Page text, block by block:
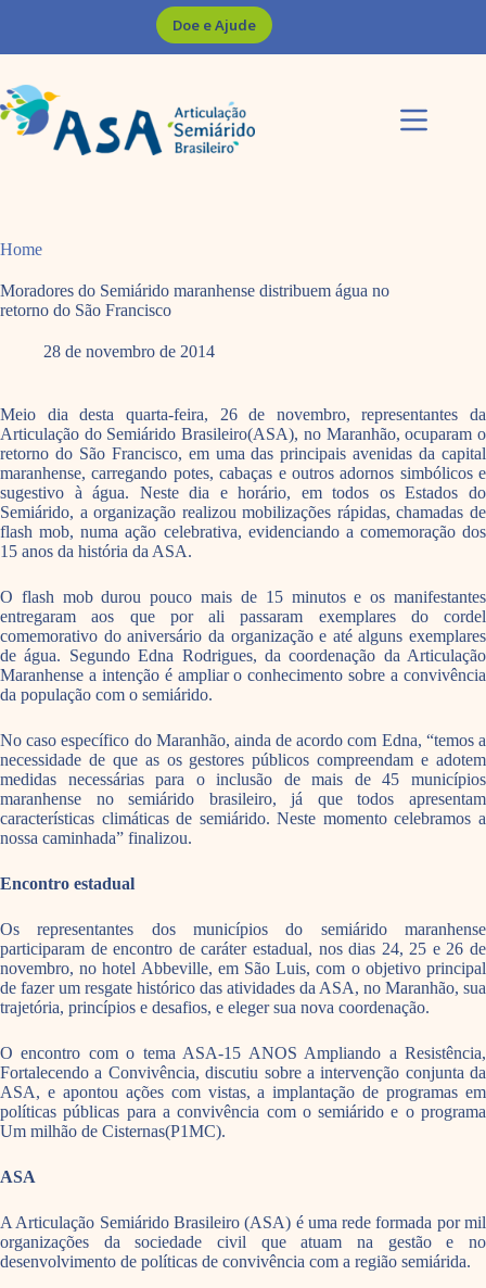
Doe e Ajude
Home
Moradores do Semiárido maranhense distribuem água no
retorno do São Francisco
28 de novembro de 2014
Meio dia desta quarta-feira, 26 de novembro, representantes da
Articulação do Semiárido Brasileiro(ASA), no Maranhão, ocuparam o
retorno do São Francisco, em uma das principais avenidas da capital
maranhense, carregando potes, cabaças e outros adornos simbólicos e
sugestivo à água. Neste dia e horário, em todos os Estados do
Semiárido, a organização realizou mobilizações rápidas, chamadas de
flash mob, numa ação celebrativa, evidenciando a comemoração dos
15 anos da história da ASA.
O flash mob durou pouco mais de 15 minutos e os manifestantes
entregaram aos que por ali passaram exemplares do cordel
comemorativo do aniversário da organização e até alguns exemplares
de água. Segundo Edna Rodrigues, da coordenação da Articulação
Maranhense a intenção é ampliar o conhecimento sobre a convivência
da população com o semiárido.
No caso específico do Maranhão, ainda de acordo com Edna, “temos a
necessidade de que as os gestores públicos compreendam e adotem
medidas necessárias para o inclusão de mais de 45 municípios
maranhense no semiárido brasileiro, já que todos apresentam
características climáticas de semiárido. Neste momento celebramos a
nossa caminhada” finalizou.
Encontro estadual
Os representantes dos municípios do semiárido maranhense
participaram de encontro de caráter estadual, nos dias 24, 25 e 26 de
novembro, no hotel Abbeville, em São Luis, com o objetivo principal
de fazer um resgate histórico das atividades da ASA, no Maranhão, sua
trajetória, princípios e desafios, e eleger sua nova coordenação.
O encontro com o tema ASA-15 ANOS Ampliando a Resistência,
Fortalecendo a Convivência, discutiu sobre a intervenção conjunta da
ASA, e apontou ações com vistas, a implantação de programas em
políticas públicas para a convivência com o semiárido e o programa
Um milhão de Cisternas(P1MC).
ASA
A Articulação Semiárido Brasileiro (ASA) é uma rede formada por mil
organizações da sociedade civil que atuam na gestão e no
desenvolvimento de políticas de convivência com a região semiárida.